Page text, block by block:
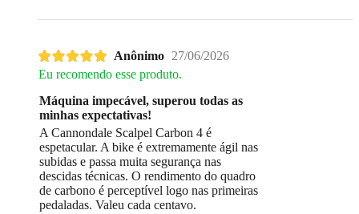
Anônimo 27/06/2026
Eu recomendo esse produto.
Máquina impecável, superou todas as
minhas expectativas!
A Cannondale Scalpel Carbon 4 é
espetacular. A bike é extremamente ágil nas
subidas e passa muita segurança nas
descidas técnicas. O rendimento do quadro
de carbono é perceptível logo nas primeiras
pedaladas. Valeu cada centavo.